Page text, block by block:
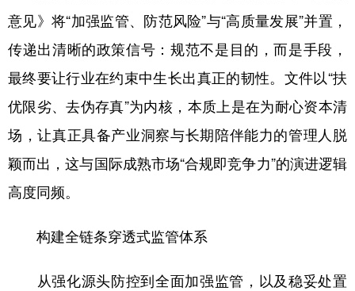
意见》将“加强监管、防范风险”与“高质量发展”并置，
传递出清晰的政策信号：规范不是目的，而是手段，
最终要让行业在约束中生长出真正的韧性。文件以“扶
优限劣、去伪存真”为内核，本质上是在为耐心资本清
场，让真正具备产业洞察与长期陪伴能力的管理人脱
颖而出，这与国际成熟市场“合规即竞争力”的演进逻辑
高度同频。
构建全链条穿透式监管体系
从强化源头防控到全面加强监管，以及稳妥处置